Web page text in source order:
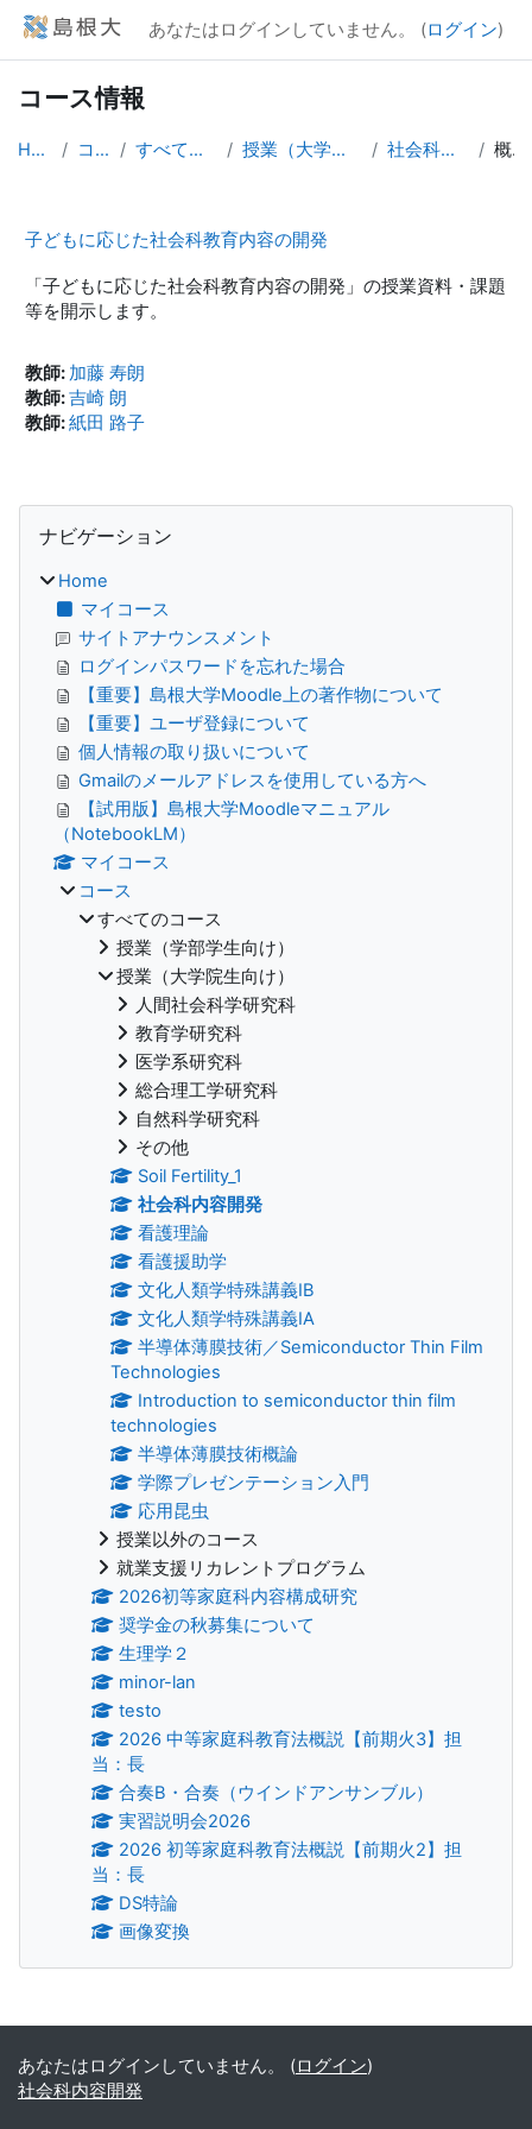
メインコンテンツへスキップする
あなたはログインしていません。 (ログイン)
コース情報
Home コース すべてのコース 授業（大学院生向け） 社会科内容開発 概要
子どもに応じた社会科教育内容の開発
「子どもに応じた社会科教育内容の開発」の授業資料・課題
等を開示します。
教師: 加藤 寿朗
教師:吉崎 朗
教師:紙田 路子
ブロック
ナビゲーション
Home
マイコース
サイトアナウンスメント
ログインパスワードを忘れた場合
【重要】島根大学Moodle上の著作物について
【重要】ユーザ登録について
個人情報の取り扱いについて
Gmailのメールアドレスを使用している方へ
【試用版】島根大学Moodleマニュアル
（NotebookLM）
マイコース
コース
すべてのコース
授業（学部学生向け）
授業（大学院生向け）
人間社会科学研究科
教育学研究科
医学系研究科
総合理工学研究科
自然科学研究科
その他
Soil Fertility_1
社会科内容開発
看護理論
看護援助学
文化人類学特殊講義IB
文化人類学特殊講義IA
半導体薄膜技術／Semiconductor Thin Film
Technologies
Introduction to semiconductor thin film
technologies
半導体薄膜技術概論
学際プレゼンテーション入門
応用昆虫
授業以外のコース
就業支援リカレントプログラム
2026初等家庭科内容構成研究
奨学金の秋募集について
生理学２
minor-lan
testo
2026 中等家庭科教育法概説【前期火3】担
当：長
合奏B・合奏（ウインドアンサンブル）
実習説明会2026
2026 初等家庭科教育法概説【前期火2】担
当：長
DS特論
画像変換
補助ブロック
あなたはログインしていません。 (ログイン)
社会科内容開発